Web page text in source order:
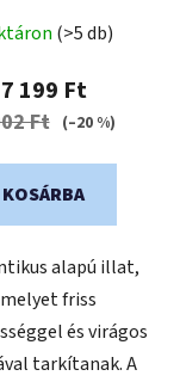
termék
átlagos
értékelése
5,0
(>5 db)
7 199 Ft
Ft (–20 %)
KOSÁRBA
alapú illat,
friss
és virágos
tarkítanak. A